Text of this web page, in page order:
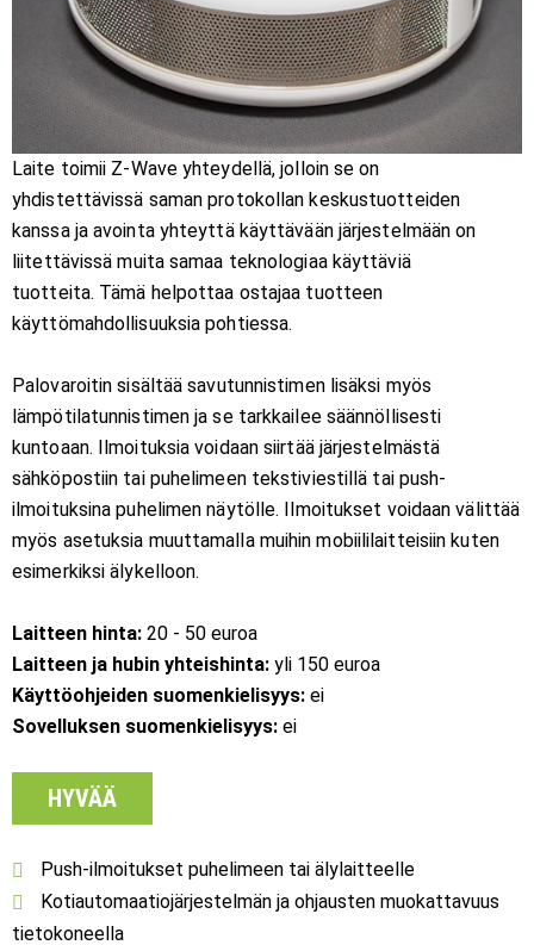
Laite toimii Z-Wave yhteydellä, jolloin se on
yhdistettävissä saman protokollan keskustuotteiden
kanssa ja avointa yhteyttä käyttävään järjestelmään on
liitettävissä muita samaa teknologiaa käyttäviä
tuotteita. Tämä helpottaa ostajaa tuotteen
käyttömahdollisuuksia pohtiessa.
Palovaroitin sisältää savutunnistimen lisäksi myös
lämpötilatunnistimen ja se tarkkailee säännöllisesti
kuntoaan. Ilmoituksia voidaan siirtää järjestelmästä
sähköpostiin tai puhelimeen tekstiviestillä tai push-
ilmoituksina puhelimen näytölle. Ilmoitukset voidaan välittää
myös asetuksia muuttamalla muihin mobiililaitteisiin kuten
esimerkiksi älykelloon.
Laitteen hinta: 20 - 50 euroa
Laitteen ja hubin yhteishinta: yli 150 euroa
Käyttöohjeiden suomenkielisyys: ei
Sovelluksen suomenkielisyys: ei
HYVÄÄ
Push-ilmoitukset puhelimeen tai älylaitteelle
Kotiautomaatiojärjestelmän ja ohjausten muokattavuus
tietokoneella